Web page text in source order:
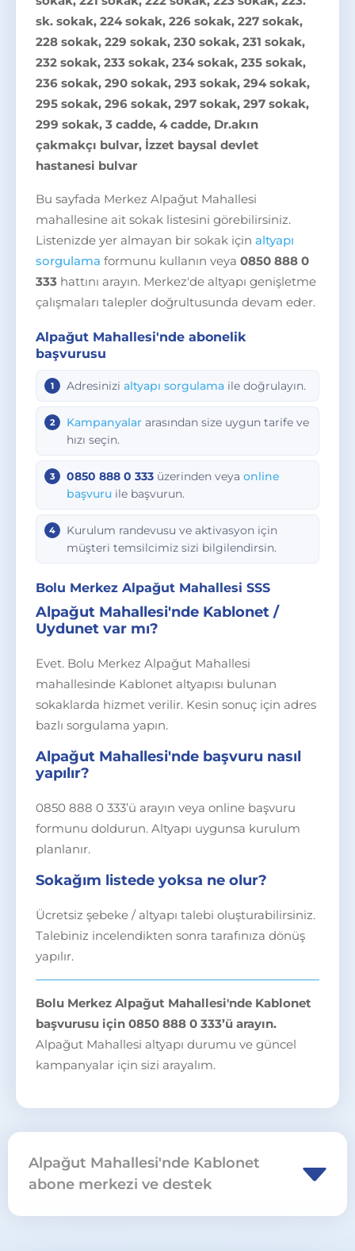
sk. sokak, 224 sokak, 226 sokak, 227 sokak,
228 sokak, 229 sokak, 230 sokak, 231 sokak,
232 sokak, 233 sokak, 234 sokak, 235 sokak,
236 sokak, 290 sokak, 293 sokak, 294 sokak,
295 sokak, 296 sokak, 297 sokak, 297 sokak,
299 sokak, 3 cadde, 4 cadde, Dr.akın
çakmakçı bulvar, İzzet baysal devlet
hastanesi bulvar
Bu sayfada Merkez Alpağut Mahallesi
mahallesine ait sokak listesini görebilirsiniz.
Listenizde yer almayan bir sokak için altyapı
sorgulama formunu kullanın veya 0850 888 0
333 hattını arayın. Merkez'de altyapı genişletme
çalışmaları talepler doğrultusunda devam eder.
Alpağut Mahallesi'nde abonelik
başvurusu
Adresinizi altyapı sorgulama ile doğrulayın.
Kampanyalar arasından size uygun tarife ve
hızı seçin.
0850 888 0 333 üzerinden veya online
başvuru ile başvurun.
Kurulum randevusu ve aktivasyon için
müşteri temsilcimiz sizi bilgilendirsin.
Bolu Merkez Alpağut Mahallesi SSS
Alpağut Mahallesi'nde Kablonet /
Uydunet var mı?
Evet. Bolu Merkez Alpağut Mahallesi
mahallesinde Kablonet altyapısı bulunan
sokaklarda hizmet verilir. Kesin sonuç için adres
bazlı sorgulama yapın.
Alpağut Mahallesi'nde başvuru nasıl
yapılır?
0850 888 0 333’ü arayın veya online başvuru
formunu doldurun. Altyapı uygunsa kurulum
planlanır.
Sokağım listede yoksa ne olur?
Ücretsiz şebeke / altyapı talebi oluşturabilirsiniz.
Talebiniz incelendikten sonra tarafınıza dönüş
yapılır.
Bolu Merkez Alpağut Mahallesi'nde Kablonet
başvurusu için 0850 888 0 333’ü arayın.
Alpağut Mahallesi altyapı durumu ve güncel
kampanyalar için sizi arayalım.
Alpağut Mahallesi'nde Kablonet
abone merkezi ve destek